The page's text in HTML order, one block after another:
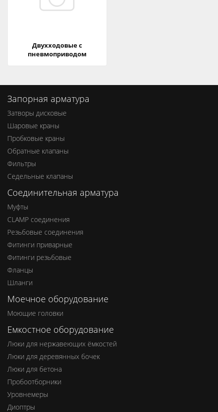
Двухходовые с
пневмоприводом
Запорная арматура
Затворы дисковые
Шаровые краны
Пробковые краны
Обратные клапаны
Фильтры
Седельные клапаны
Соединительная арматура
Муфты
CLAMP соединения
Резьбовые соединения
Фитинги приварные
Фитинги резьбовые
Фланцы
Шланги
Моечное оборудование
Моющие головки
Емкостное оборудование
Люки для нержавеющих ёмкостей
Люки для деревянных бочек
Люки для бетона
Пробоотборники
Уровнемеры
Диоптры